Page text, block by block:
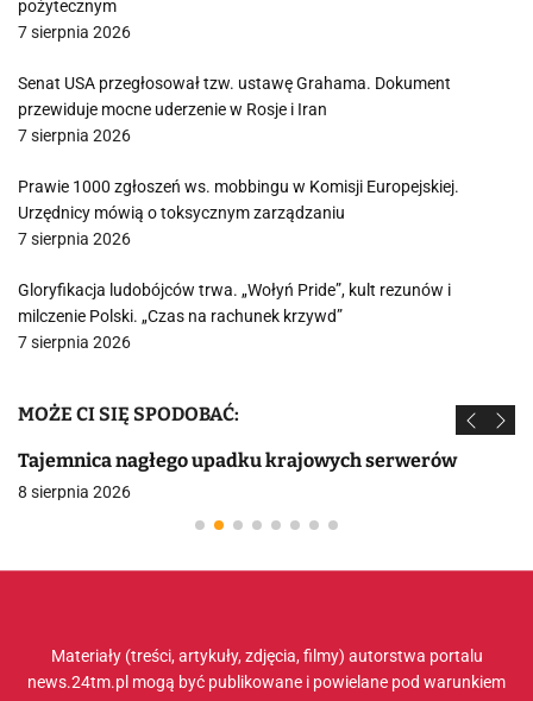
pożytecznym
7 sierpnia 2026
Senat USA przegłosował tzw. ustawę Grahama. Dokument
przewiduje mocne uderzenie w Rosje i Iran
7 sierpnia 2026
Prawie 1000 zgłoszeń ws. mobbingu w Komisji Europejskiej.
Urzędnicy mówią o toksycznym zarządzaniu
7 sierpnia 2026
Gloryfikacja ludobójców trwa. „Wołyń Pride”, kult rezunów i
milczenie Polski. „Czas na rachunek krzywd”
7 sierpnia 2026
MOŻE CI SIĘ SPODOBAĆ:
Tajemnica nagłego upadku krajowych serwerów
8 sierpnia 2026
Materiały (treści, artykuły, zdjęcia, filmy) autorstwa portalu
news.24tm.pl mogą być publikowane i powielane pod warunkiem